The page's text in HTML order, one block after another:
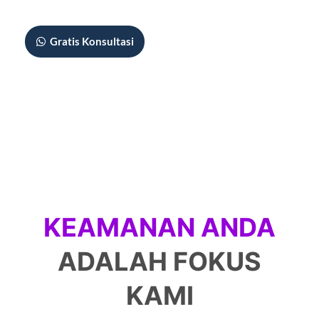
Gratis Konsultasi
KEAMANAN ANDA
ADALAH FOKUS
KAMI